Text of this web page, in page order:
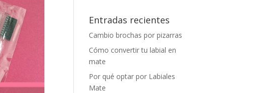
Entradas recientes
Cambio brochas por pizarras
Cómo convertir tu labial en
mate
Por qué optar por Labiales
Mate